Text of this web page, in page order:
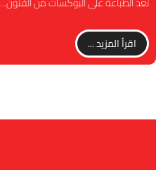
اقرأ المزيد ...